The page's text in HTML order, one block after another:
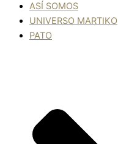
ASÍ SOMOS
UNIVERSO MARTIKO
PATO